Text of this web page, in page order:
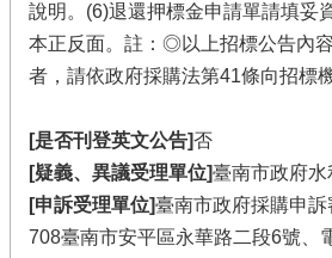
說明。(6)退還押標金申請單請填妥
本正反面。註：◎以上招標公告內
者，請依政府採購法第41條向招標
[是否刊登英文公告]否
[疑義、異議受理單位]臺南市政府水
[申訴受理單位]臺南市政府採購申訴
708臺南市安平區永華路二段6號、